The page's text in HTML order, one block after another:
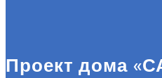
Проект дома